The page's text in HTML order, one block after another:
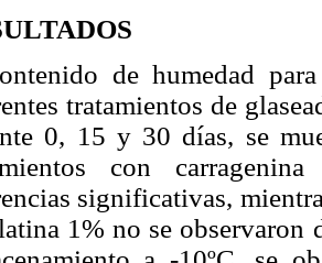
de humedad
tratamientos de
0, 15 y 30 días, se
con
significativas,
1% no se observaron